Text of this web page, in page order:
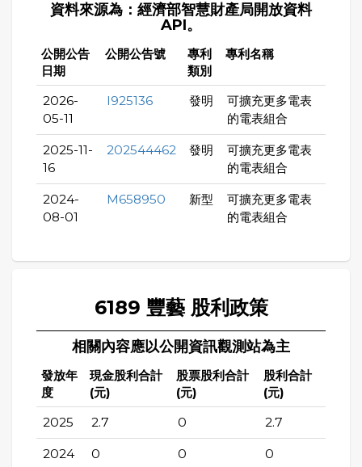
資料來源為：經濟部智慧財產局開放資料
API。
公開公告
日期
公開公告號
專利
類別
專利名稱
2026-
05-11
I925136 發明
可擴充更多電表
的電表組合
2025-11-
16
202544462 發明
可擴充更多電表
的電表組合
2024-
08-01
M658950 新型
可擴充更多電表
的電表組合
6189 豐藝 股利政策
相關內容應以公開資訊觀測站為主
發放年
度
現金股利合計
(元)
股票股利合計
(元)
股利合計
(元)
2025 2.7 0 2.7
2024 0 0 0